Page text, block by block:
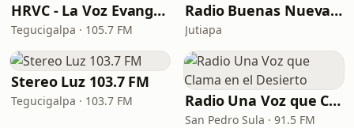
HRVC - La Voz Evangélica de Honduras
Tegucigalpa · 105.7 FM
Radio Buenas Nuevas de Salvacion
Jutiapa
Stereo Luz 103.7 FM
Tegucigalpa · 103.7 FM Radio Una Voz que Clama en el Desierto
San Pedro Sula · 91.5 FM